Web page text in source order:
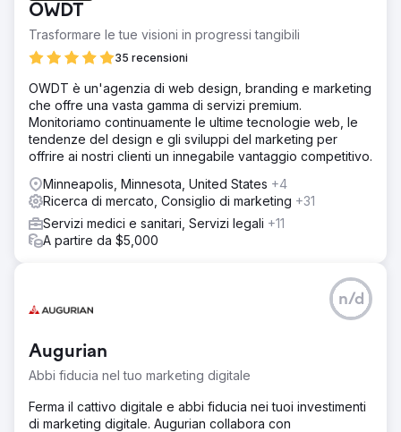
OWDT
Trasformare le tue visioni in progressi tangibili
35 recensioni
OWDT è un'agenzia di web design, branding e marketing
che offre una vasta gamma di servizi premium.
Monitoriamo continuamente le ultime tecnologie web, le
tendenze del design e gli sviluppi del marketing per
offrire ai nostri clienti un innegabile vantaggio competitivo.
Minneapolis, Minnesota, United States +4
Ricerca di mercato, Consiglio di marketing +31
Servizi medici e sanitari, Servizi legali +11
A partire da $5,000
Augurian
Abbi fiducia nel tuo marketing digitale
n/d
Ferma il cattivo digitale e abbi fiducia nei tuoi investimenti
di marketing digitale. Augurian collabora con